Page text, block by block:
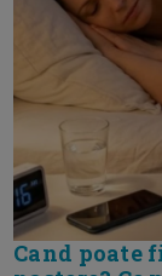
Cand poate